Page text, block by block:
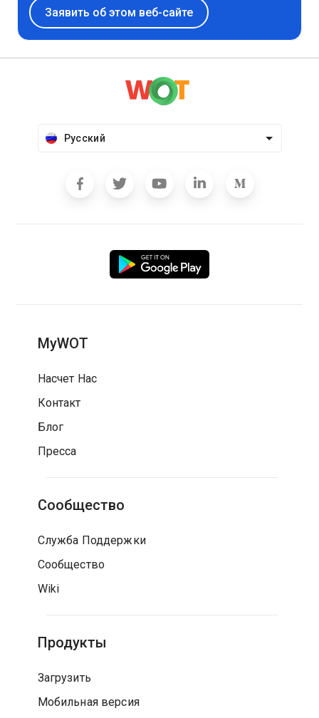
Заявить об этом веб-сайте
Русский
MyWOT
Насчет Нас
Контакт
Блог
Пресса
Сообщество
Служба Поддержки
Сообщество
Wiki
Продукты
Загрузить
Мобильная версия